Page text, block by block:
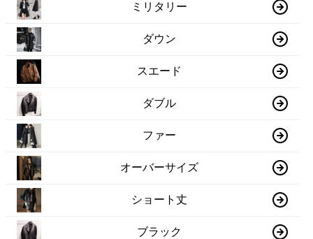
ミリタリー
ダウン
スエード
ダブル
ファー
オーバーサイズ
ショート丈
ブラック